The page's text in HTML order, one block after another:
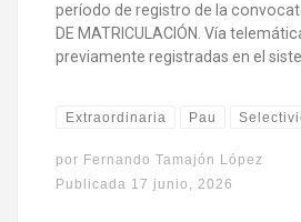
período de registro de la
DE MATRICULACIÓN. Vía
previamente registradas en el
Extraordinaria Pau
por Fernando Tamajón López
Publicada 17 junio, 2026